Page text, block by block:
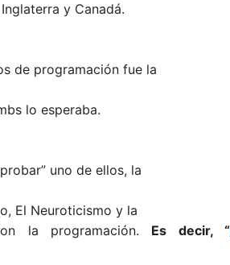
y Canadá.
de programación fue la
lo esperaba.
uno de ellos, la
El Neuroticismo y la
la programación. Es decir, “